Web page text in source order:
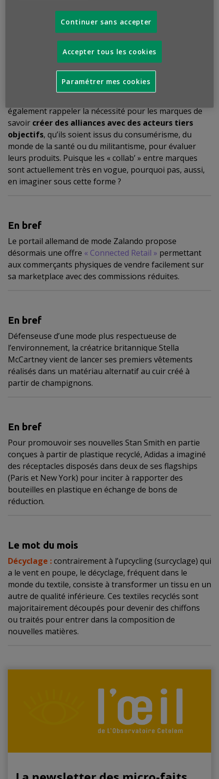
selon les critères de leurs choix parmi ceux
qui leur sont proposés (origine, ingrédients,
contribution à l’équilibre alimentaire, respect de
l’environnement…). Elle suggère ainsi, sinon
l’irréprochabilité du moins la comparabilité de son
offre avec les marques nationales , ce qui est une
manière de la valoriser. Si une telle initiative confirme
également rappeler la nécessité pour les marques de
savoir créer des alliances avec des acteurs tiers
objectifs, qu’ils soient issus du consumérisme, du
monde de la santé ou du militantisme, pour évaluer
leurs produits. Puisque les « collab’ » entre marques
sont actuellement très en vogue, pourquoi pas, aussi,
en imaginer sous cette forme ?
En bref
Le portail allemand de mode Zalando propose
désormais une offre « Connected Retail » permettant
aux commerçants physiques de vendre facilement sur
sa marketplace avec des commissions réduites.
En bref
Défenseuse d’une mode plus respectueuse de
l’environnement, la créatrice britannique Stella
McCartney vient de lancer ses premiers vêtements
réalisés dans un matériau alternatif au cuir créé à
partir de champignons.
En bref
Pour promouvoir ses nouvelles Stan Smith en partie
conçues à partir de plastique recyclé, Adidas a imaginé
des réceptacles disposés dans deux de ses flagships
(Paris et New York) pour inciter à rapporter des
bouteilles en plastique en échange de bons de
réduction.
Le mot du mois
Décyclage :contrairement à l’upcycling (surcyclage) qui
a le vent en poupe, le décyclage, fréquent dans le
monde du textile, consiste à transformer un tissu en un
autre de qualité inférieure. Ces textiles recyclés sont
majoritairement découpés pour devenir des chiffons
ou traités pour entrer dans la composition de
nouvelles matières.
Continuer sans accepter
Accepter tous les cookies
Paramétrer mes cookies